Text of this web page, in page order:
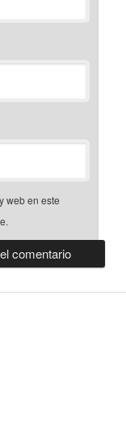
web en este